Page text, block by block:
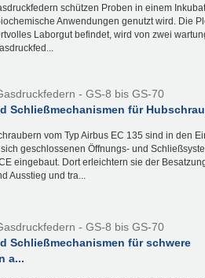
schützen Proben in einem
Anwendungen genutzt wird. Die
Laborgut befindet, wird von zwei
- GS-8 bis GS-70
Schließmechanismen für
vom Typ Airbus EC 135 sind in den
geschlossenen Öffnungs- und
eingebaut. Dort erleichtern sie der
Ausstieg und tra...
- GS-8 bis GS-70
Schließmechanismen für schwere
a...